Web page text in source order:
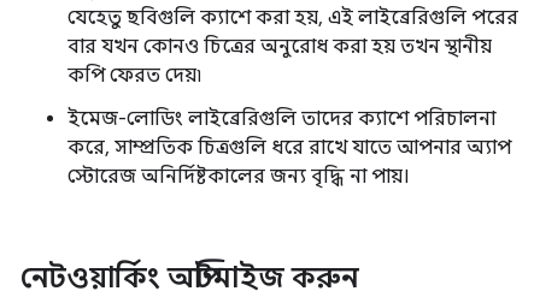
যেহেতু ছবিগুলি ক্যাশে করা হয়, এই লাইব্রেরিগুলি পরের
বার যখন কোনও চিত্রের অনুরোধ করা হয় তখন স্থানীয়
কপি ফেরত দেয়৷
ইমেজ-লোডিং লাইব্রেরিগুলি তাদের ক্যাশে পরিচালনা
করে, সাম্প্রতিক চিত্রগুলি ধরে রাখে যাতে আপনার অ্যাপ
স্টোরেজ অনির্দিষ্টকালের জন্য বৃদ্ধি না পায়।
নেটওয়ার্কিং অপ্টিমাইজ করুন